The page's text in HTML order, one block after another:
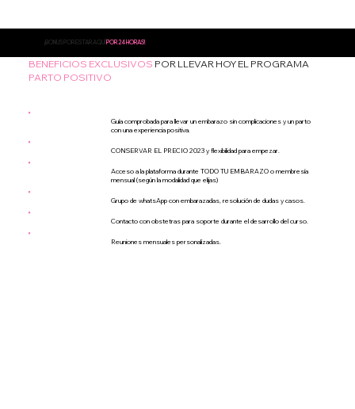
BENEFICIOS EXCLUSIVOS POR LLEVAR HOY EL PROGRAMA
PARTO POSITIVO
Guía comprobada para llevar un embarazo sin complicaciones y un parto
con una experiencia positiva.
CONSERVAR EL PRECIO 2023 y flexibilidad para empezar.
Acceso a la plataforma durante TODO TU EMBARAZO o membresía
mensual (según la modalidad que elijas)
Grupo de whatsApp con embarazadas, resolución de dudas y casos.
Contacto con obstetras para soporte durante el desarrollo del curso.
Reuniones mensuales personalizadas.
¡BONUS POR ESTAR AQUÍ POR 24 HORAS!